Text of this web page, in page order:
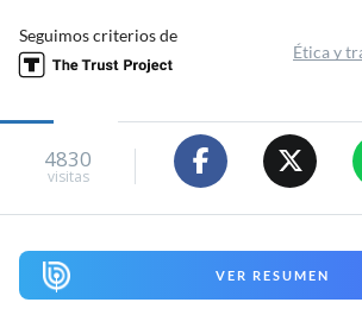
Seguimos criterios de
Ética y
4830
visitas
VER RESUMEN